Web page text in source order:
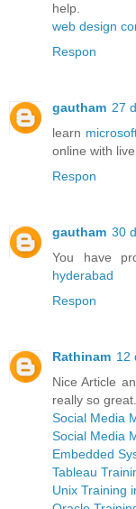
help.
web design
Respon
gautham 27
learn
online with
Respon
gautham 30
You have
hyderabad
Respon
Rathinam 12
Nice Article
really so
Social Media
Social Media
Embedded
Tableau
Unix Training